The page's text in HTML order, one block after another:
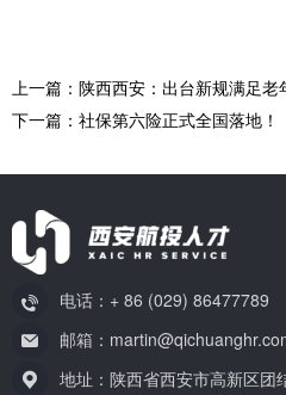
下一篇：社保第六险正式全国落地！
电话：+ 86 (029) 86477789
邮箱：
地址：陕西省西安市高新区团